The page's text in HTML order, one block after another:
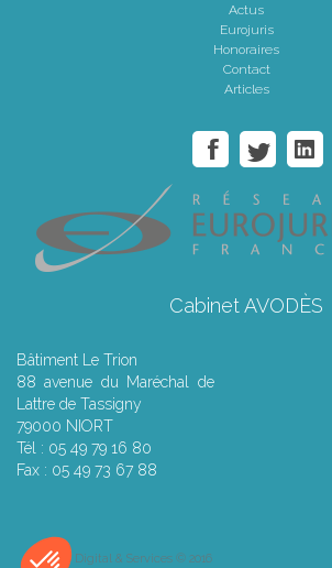
Actus
Eurojuris
Honoraires
Contact
Articles
Cabinet AVODÈS
Bâtiment Le Trion
88 avenue du Maréchal de
Lattre de Tassigny
79000 NIORT
Tél : 05 49 79 16 80
Fax : 05 49 73 67 88
Septeo Digital & Services © 2016